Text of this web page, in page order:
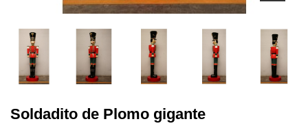
Soldadito de Plomo gigante